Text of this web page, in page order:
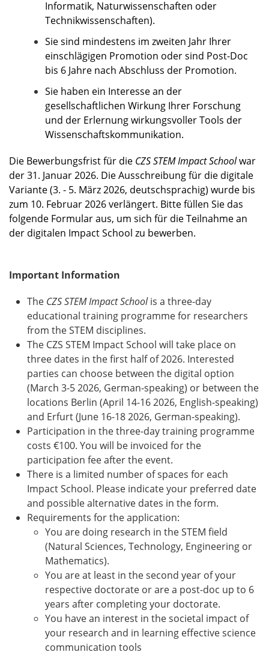
Informatik, Naturwissenschaften oder
Technikwissenschaften).
Sie sind mindestens im zweiten Jahr Ihrer
einschlägigen Promotion oder sind Post-Doc
bis 6 Jahre nach Abschluss der Promotion.
Sie haben ein Interesse an der
gesellschaftlichen Wirkung Ihrer Forschung
und der Erlernung wirkungsvoller Tools der
Wissenschaftskommunikation.
Die Bewerbungsfrist für die CZS STEM Impact Schoolwar
der 31. Januar 2026. Die Ausschreibung für die digitale
Variante (3. - 5. März 2026, deutschsprachig) wurde bis
zum 10. Februar 2026 verlängert. Bitte füllen Sie das
folgende Formular aus, um sich für die Teilnahme an
der digitalen Impact School zu bewerben.
Important Information
The CZS STEM Impact Schoolis a three-day
educational training programme for researchers
from the STEM disciplines.
The CZS STEM Impact School will take place on
three dates in the first half of 2026. Interested
parties can choose between the digital option
(March 3-5 2026, German-speaking) or between the
locations Berlin (April 14-16 2026, English-speaking)
and Erfurt (June 16-18 2026, German-speaking).
Participation in the three-day training programme
costs €100. You will be invoiced for the
participation fee after the event.
There is a limited number of spaces for each
Impact School. Please indicate your preferred date
and possible alternative dates in the form.
Requirements for the application:
You are doing research in the STEM field
(Natural Sciences, Technology, Engineering or
Mathematics).
You are at least in the second year of your
respective doctorate or are a post-doc up to 6
years after completing your doctorate.
You have an interest in the societal impact of
your research and in learning effective science
communication tools